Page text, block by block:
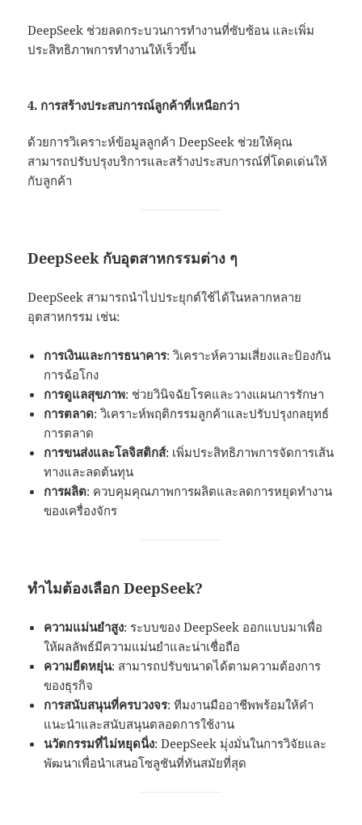
DeepSeek ช่วยลดกระบวนการทำงานที่ซับซ้อน และเพิ่ม
ประสิทธิภาพการทำงานให้เร็วขึ้น
4. การสร้างประสบการณ์ลูกค้าที่เหนือกว่า
ด้วยการวิเคราะห์ข้อมูลลูกค้า DeepSeek ช่วยให้คุณ
สามารถปรับปรุงบริการและสร้างประสบการณ์ที่โดดเด่นให้
กับลูกค้า
DeepSeek กับอุตสาหกรรมต่าง ๆ
DeepSeek สามารถนำไปประยุกต์ใช้ได้ในหลากหลาย
อุตสาหกรรม เช่น:
การเงินและการธนาคาร: วิเคราะห์ความเสี่ยงและป้องกัน
การฉ้อโกง
การดูแลสุขภาพ: ช่วยวินิจฉัยโรคและวางแผนการรักษา
การตลาด: วิเคราะห์พฤติกรรมลูกค้าและปรับปรุงกลยุทธ์
การตลาด
การขนส่งและโลจิสติกส์: เพิ่มประสิทธิภาพการจัดการเส้น
ทางและลดต้นทุน
การผลิต: ควบคุมคุณภาพการผลิตและลดการหยุดทำงาน
ของเครื่องจักร
ทำไมต้องเลือก DeepSeek?
ความแม่นยำสูง: ระบบของ DeepSeek ออกแบบมาเพื่อ
ให้ผลลัพธ์มีความแม่นยำและน่าเชื่อถือ
ความยืดหยุ่น: สามารถปรับขนาดได้ตามความต้องการ
ของธุรกิจ
การสนับสนุนที่ครบวงจร: ทีมงานมืออาชีพพร้อมให้คำ
แนะนำและสนับสนุนตลอดการใช้งาน
นวัตกรรมที่ไม่หยุดนิ่ง: DeepSeek มุ่งมั่นในการวิจัยและ
พัฒนาเพื่อนำเสนอโซลูชันที่ทันสมัยที่สุด